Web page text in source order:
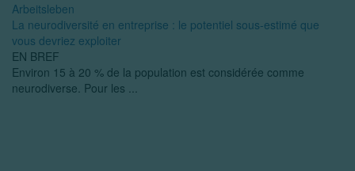
Arbeitsleben
La neurodiversité en entreprise : le potentiel sous-estimé que
vous devriez exploiter
EN BREF
Environ 15 à 20 % de la population est considérée comme
neurodiverse. Pour les ...